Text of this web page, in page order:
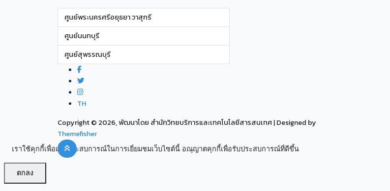
ศูนย์พระนครศรีอยุธยา วาสุกรี
ศูนย์นนทบุรี
ศูนย์สุพรรณบุรี
TH
Copyright © 2026, พัฒนาโดย สำนักวิทยบริการและเทคโนโลยีสารสนเทศ| Designed by
Themefisher
เราใช้คุกกี้เพื่อเพิ่มประสบการณ์ในการเยี่ยมชมเว็บไซต์นี้ อณุญาตคุกกี้เพื่อรับประสบการณ์ที่ดีขึ้น
ตกลง